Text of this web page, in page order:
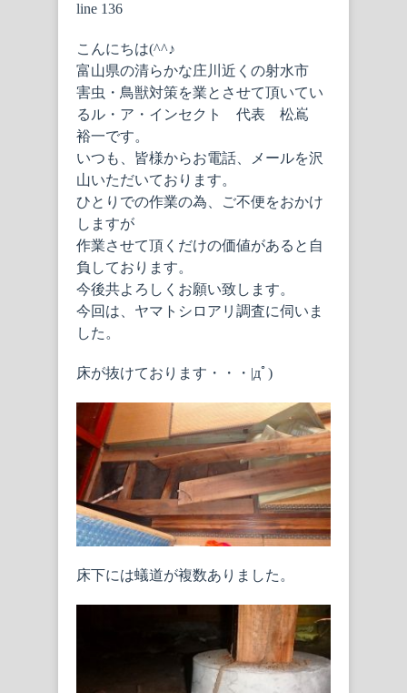
line 136
こんにちは(^^♪
富山県の清らかな庄川近くの射水市
害虫・鳥獣対策を業とさせて頂いてい
るル・ア・インセクト 代表 松嶌
裕一です。
いつも、皆様からお電話、メールを沢
山いただいております。
ひとりでの作業の為、ご不便をおかけ
しますが
作業させて頂くだけの価値があると自
負しております。
今後共よろしくお願い致します。
今回は、ヤマトシロアリ調査に伺いま
した。
床が抜けております・・・|дﾟ)
床下には蟻道が複数ありました。